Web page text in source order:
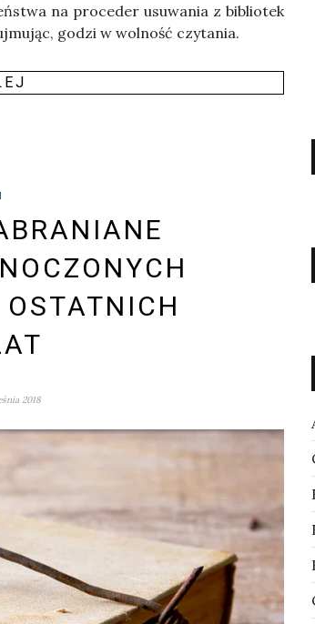
na pro­ce­der usu­wa­nia z biblio­tek
godzi w wol­ność czy­ta­nia.
2018